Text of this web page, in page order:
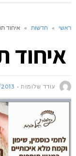
ראשי » חדשות » איחוד
איחוד
עודד שלומות